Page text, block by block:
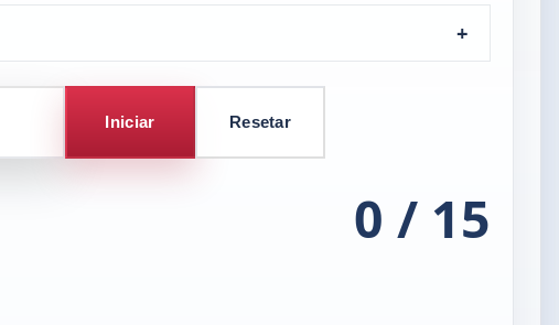
Iniciar Resetar
0 / 15